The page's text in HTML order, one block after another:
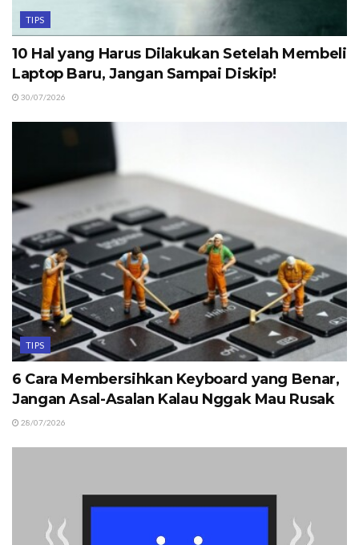
TIPS
10 Hal yang Harus Dilakukan Setelah Membeli
Laptop Baru, Jangan Sampai Diskip!
30/07/2026
TIPS
6 Cara Membersihkan Keyboard yang Benar,
Jangan Asal-Asalan Kalau Nggak Mau Rusak
28/07/2026